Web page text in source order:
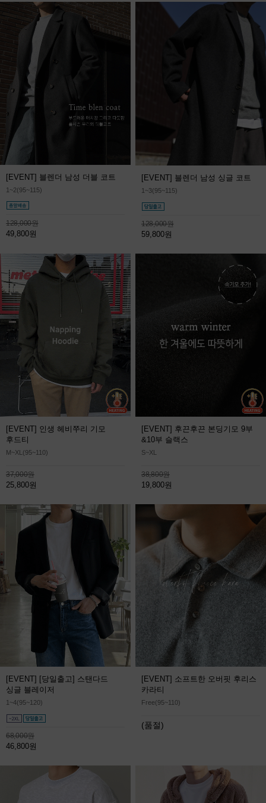
[EVENT] 블렌더 남성 더블 코트
1~2(95~115)
128,000원
49,800원
[EVENT] 블렌더 남성 싱글 코트
1~3(95~115)
128,000원
59,800원
[EVENT] 인생 헤비쭈리 기모
후드티
M~XL(95~110)
37,000원
25,800원
[EVENT] 후끈후끈 본딩기모 9부
&10부 슬랙스
S~XL
38,800원
19,800원
[EVENT] [당일출고] 스탠다드
싱글 블레이저
1~4(95~120)
68,000원
46,800원
[EVENT] 소프트한 오버핏 후리스
카라티
Free(95~110)
(품절)